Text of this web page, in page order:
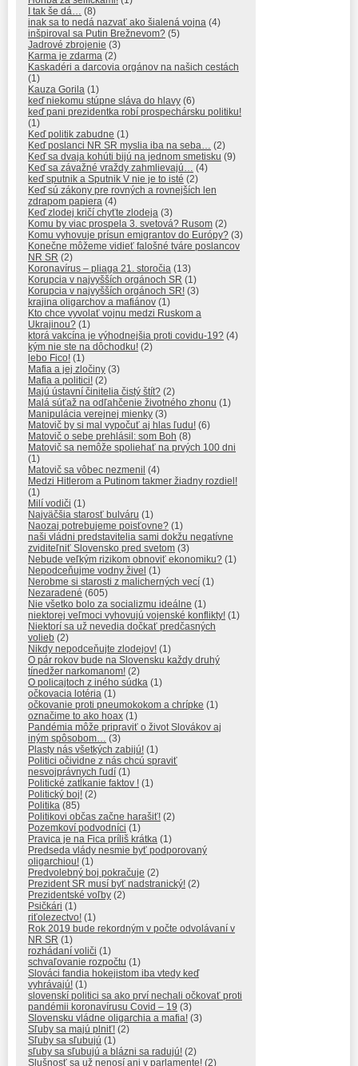
I tak še dá… (8)
inak sa to nedá nazvať ako šialená vojna (4)
inšpiroval sa Putin Brežnevom? (5)
Jadrové zbrojenie (3)
Karma je zdarma (2)
Kaskadéri a darcovia orgánov na našich cestách
(1)
Kauza Gorila (1)
keď niekomu stúpne sláva do hlavy (6)
keď pani prezidentka robí prospechársku politiku!
(1)
Keď politik zabudne (1)
Keď poslanci NR SR myslia iba na seba… (2)
Keď sa dvaja kohúti bijú na jednom smetisku (9)
Keď sa závažné vraždy zahmlievajú… (4)
keď sputnik a Sputnik V nie je to isté (2)
Keď sú zákony pre rovných a rovnejších len
zdrapom papiera (4)
Keď zlodej kričí chyťte zlodeja (3)
Komu by viac prospela 3. svetová? Rusom (2)
Komu vyhovuje prísun emigrantov do Európy? (3)
Konečne môžeme vidieť falošné tváre poslancov
NR SR (2)
Koronavírus – pliaga 21. storočia (13)
Korupcia v najvyšších orgánoch SR (1)
Korupcia v najvyšších orgánoch SR! (3)
krajina oligarchov a mafiánov (1)
Kto chce vyvolať vojnu medzi Ruskom a
Ukrajinou? (1)
ktorá vakcína je výhodnejšia proti covidu-19? (4)
kým nie ste na dôchodku! (2)
lebo Fico! (1)
Mafia a jej zločiny (3)
Mafia a politici! (2)
Majú ústavní činitelia čistý štít? (2)
Malá súťaž na odľahčenie životného zhonu (1)
Manipulácia verejnej mienky (3)
Matovič by si mal vypočuť aj hlas ľudu! (6)
Matovič o sebe prehlásil: som Boh (8)
Matovič sa nemôže spoliehať na prvých 100 dni
(1)
Matovič sa vôbec nezmenil (4)
Medzi Hitlerom a Putinom takmer žiadny rozdiel!
(1)
Milí vodiči (1)
Najväčšia starosť bulváru (1)
Naozaj potrebujeme poisťovne? (1)
naši vládni predstavitelia sami dokžu negatívne
zviditeľniť Slovensko pred svetom (3)
Nebude veľkým rizikom obnoviť ekonomiku? (1)
Nepodceňujme vodny živel (1)
Nerobme si starosti z malicherných vecí (1)
Nezaradené (605)
Nie všetko bolo za socializmu ideálne (1)
niektorej veľmoci vyhovujú vojenské konflikty! (1)
Niektorí sa už nevedia dočkať predčasných
volieb (2)
Nikdy nepodceňujte zlodejov! (1)
O pár rokov bude na Slovensku každy druhý
tínedžer narkomanom! (2)
O policajtoch z iného súdka (1)
očkovacia lotéria (1)
očkovanie proti pneumokokom a chrípke (1)
označime to ako hoax (1)
Pandémia môže pripraviť o život Slovákov aj
iným spôsobom… (3)
Plasty nás všetkých zabijú! (1)
Politici očividne z nás chcú spraviť
nesvojprávnych ľudí (1)
Politické zatĺkanie faktov ! (1)
Politický boj! (2)
Politika (85)
Politikovi občas začne harašiť! (2)
Pozemkoví podvodníci (1)
Pravica je na Fica príliš krátka (1)
Predseda vlády nesmie byť podporovaný
oligarchiou! (1)
Predvolebný boj pokračuje (2)
Prezident SR musí byť nadstranický! (2)
Prezidentské voľby (2)
Psičkári (1)
riťolezectvo! (1)
Rok 2019 bude rekordným v počte odvolávaní v
NR SR (1)
rozhádaní voliči (1)
schvaľovanie rozpočtu (1)
Slováci fandia hokejistom iba vtedy keď
vyhrávajú! (1)
slovenskí politici sa ako prví nechali očkovať proti
pandémii koronavírusu Covid – 19 (3)
Slovensku vládne oligarchia a mafia! (3)
Sľuby sa majú plniť! (2)
Sľuby sa sľubujú (1)
sľuby sa sľubujú a blázni sa radujú! (2)
Slušnosť sa už nenosí ani v parlamente! (2)